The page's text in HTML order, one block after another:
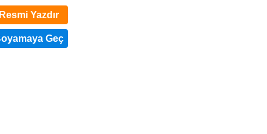
Resmi Yazdır